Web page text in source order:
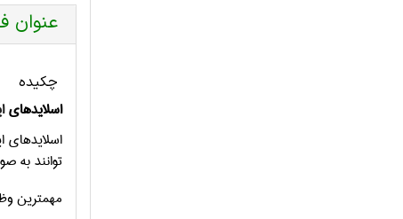
عنوان
چکیده
اسلایدهای
اسلایدهای
توانند به
مهمترین